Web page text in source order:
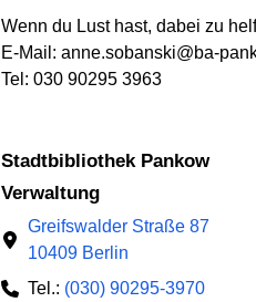
Wenn du Lust hast, dabei zu
E-Mail: anne.sobanski@ba-
Tel: 030 90295 3963
Stadtbibliothek Pankow
Verwaltung
Greifswalder Straße 87
10409 Berlin
Tel.: (030) 90295-3970